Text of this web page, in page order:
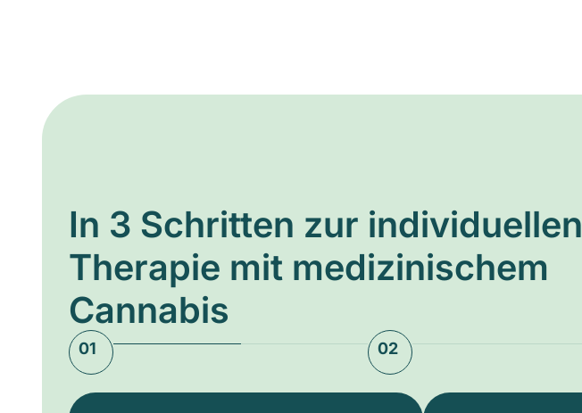
In 3 Schritten zur individuellen
Therapie mit medizinischem
Cannabis
01 02